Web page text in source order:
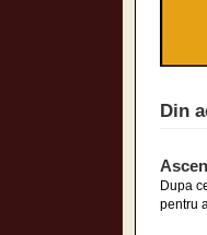
Din
Dupa
pentru